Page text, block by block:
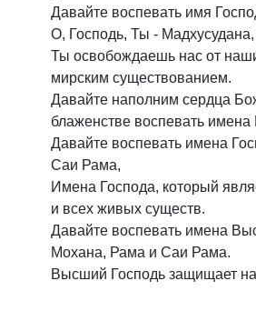
Давайте воспевать имя
О, Господь, Ты -
Ты освобождаешь нас от
мирским существованием.
Давайте наполним сердца
блаженстве воспевать имена
Давайте воспевать имена
Саи Рама,
Имена Господа, который
и всех живых существ.
Давайте воспевать имена
Мохана, Рама и Саи Рама.
Высший Господь защищает